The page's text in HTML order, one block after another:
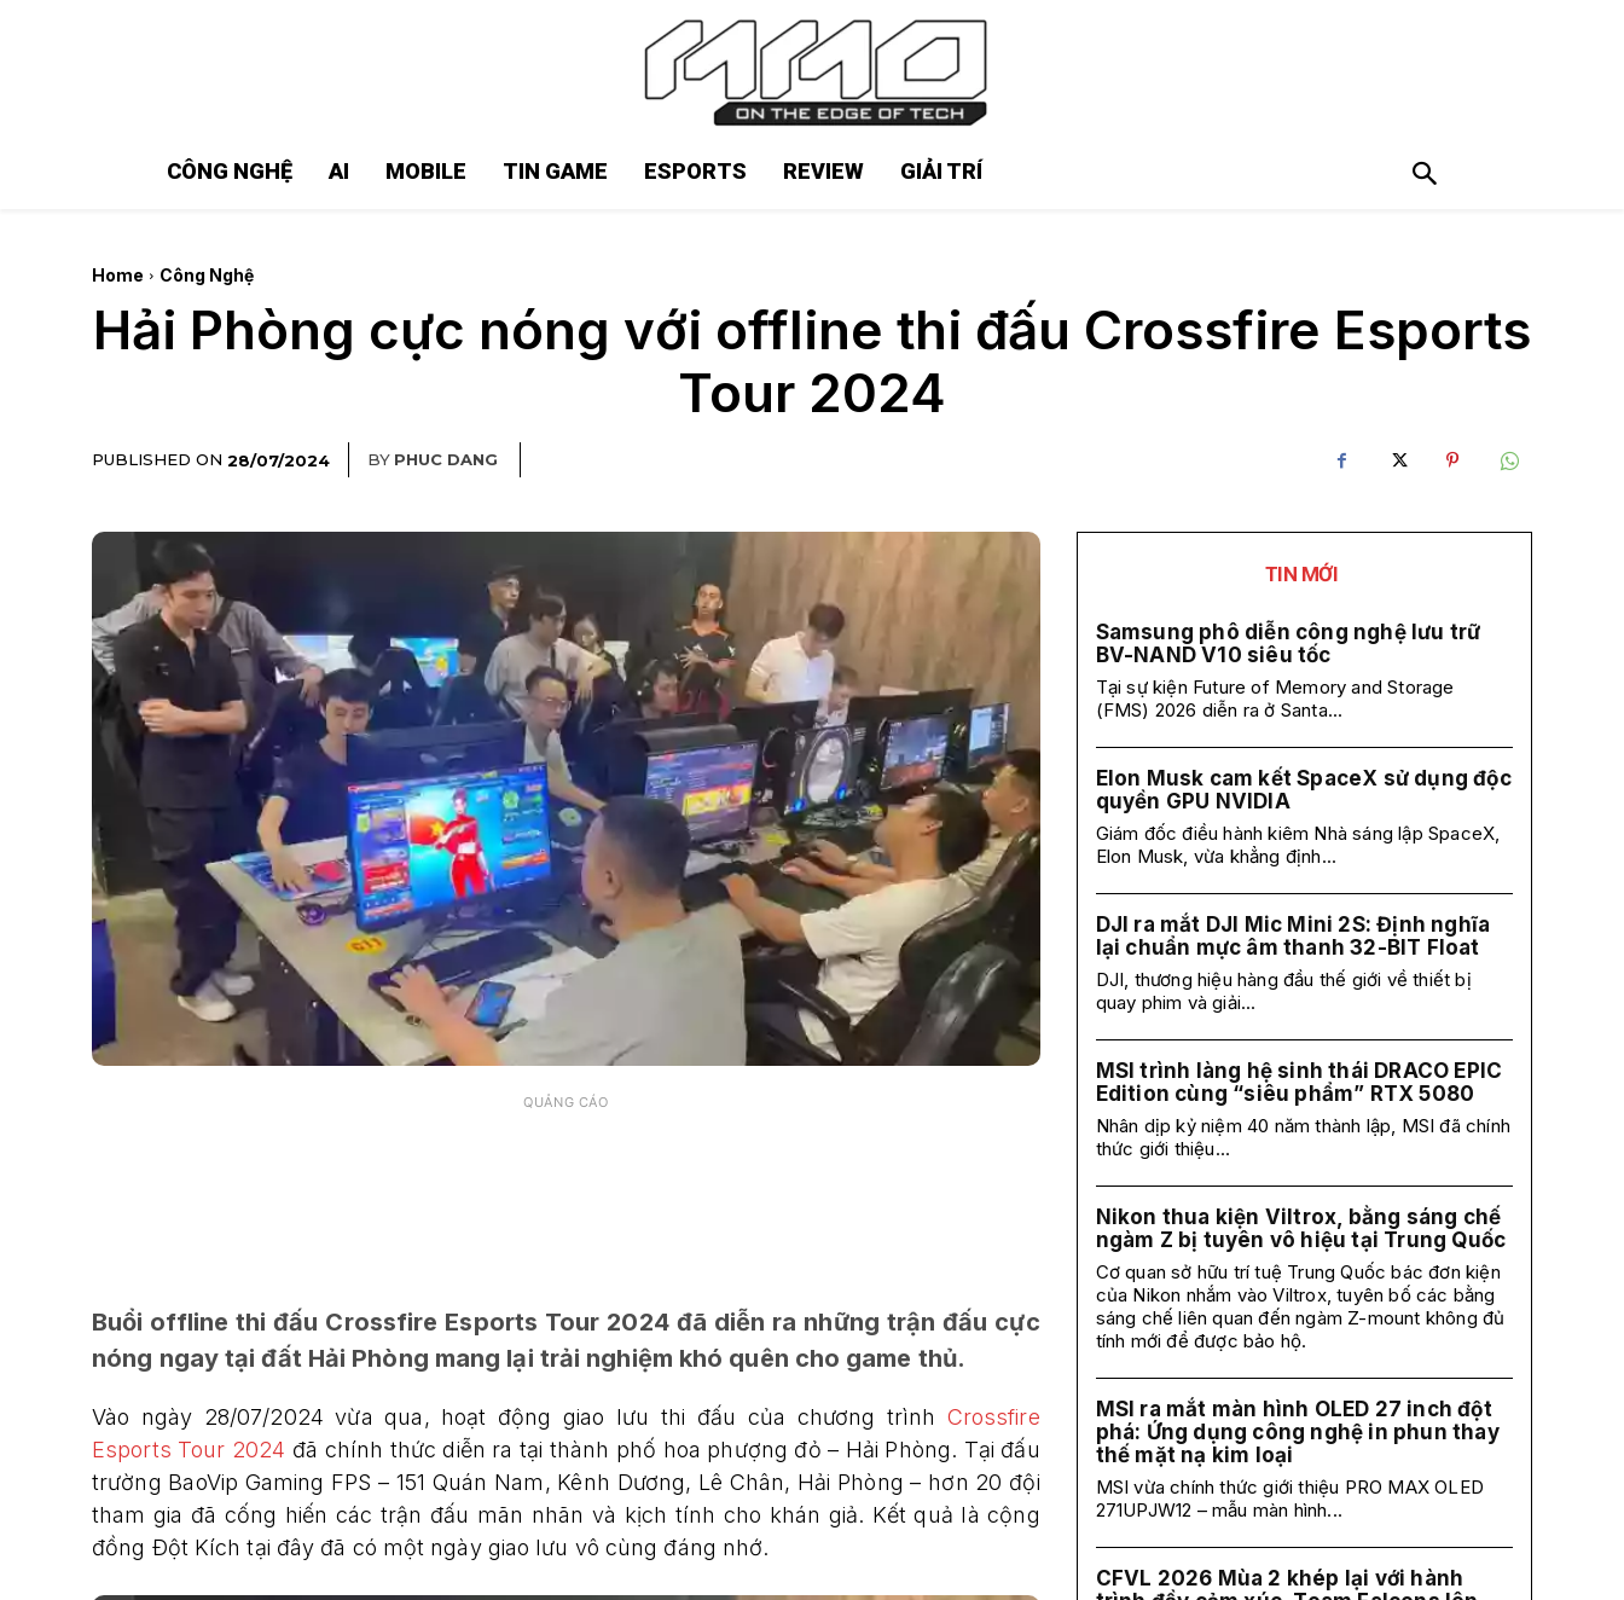
CÔNG NGHỆ AI MOBILE TIN GAME ESPORTS REVIEW GIẢI TRÍ
Home Công Nghệ
Hải Phòng cực nóng với offline thi đấu Crossfire Esports
Tour 2024
PUBLISHED ON 28/07/2024 BY PHUC DANG
QUẢNG CÁO
Buổi offline thi đấu Crossfire Esports Tour 2024 đã diễn ra những trận đấu cực
nóng ngay tại đất Hải Phòng mang lại trải nghiệm khó quên cho game thủ.
Vào ngày 28/07/2024 vừa qua, hoạt động giao lưu thi đấu của chương trình Crossfire
Esports Tour 2024 đã chính thức diễn ra tại thành phố hoa phượng đỏ – Hải Phòng. Tại đấu
trường BaoVip Gaming FPS – 151 Quán Nam, Kênh Dương, Lê Chân, Hải Phòng – hơn 20 đội
tham gia đã cống hiến các trận đấu mãn nhãn và kịch tính cho khán giả. Kết quả là cộng
đồng Đột Kích tại đây đã có một ngày giao lưu vô cùng đáng nhớ.
TIN MỚI
Samsung phô diễn công nghệ lưu trữ
BV-NAND V10 siêu tốc
Tại sự kiện Future of Memory and Storage
(FMS) 2026 diễn ra ở Santa...
Elon Musk cam kết SpaceX sử dụng độc
quyền GPU NVIDIA
Giám đốc điều hành kiêm Nhà sáng lập SpaceX,
Elon Musk, vừa khẳng định...
DJI ra mắt DJI Mic Mini 2S: Định nghĩa
lại chuẩn mực âm thanh 32-BIT Float
DJI, thương hiệu hàng đầu thế giới về thiết bị
quay phim và giải...
MSI trình làng hệ sinh thái DRACO EPIC
Edition cùng “siêu phẩm” RTX 5080
Nhân dịp kỷ niệm 40 năm thành lập, MSI đã chính
thức giới thiệu...
Nikon thua kiện Viltrox, bằng sáng chế
ngàm Z bị tuyên vô hiệu tại Trung Quốc
Cơ quan sở hữu trí tuệ Trung Quốc bác đơn kiện
của Nikon nhắm vào Viltrox, tuyên bố các bằng
sáng chế liên quan đến ngàm Z-mount không đủ
tính mới để được bảo hộ.
MSI ra mắt màn hình OLED 27 inch đột
phá: Ứng dụng công nghệ in phun thay
thế mặt nạ kim loại
MSI vừa chính thức giới thiệu PRO MAX OLED
271UPJW12 – mẫu màn hình...
CFVL 2026 Mùa 2 khép lại với hành